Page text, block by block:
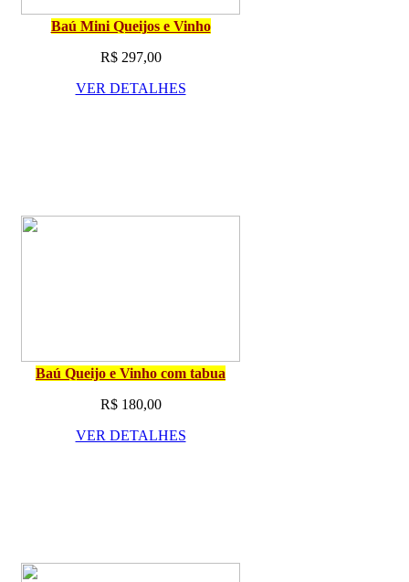
Baú Mini Queijos e Vinho
R$ 297,00
VER DETALHES
Baú Queijo e Vinho com tabua
R$ 180,00
VER DETALHES